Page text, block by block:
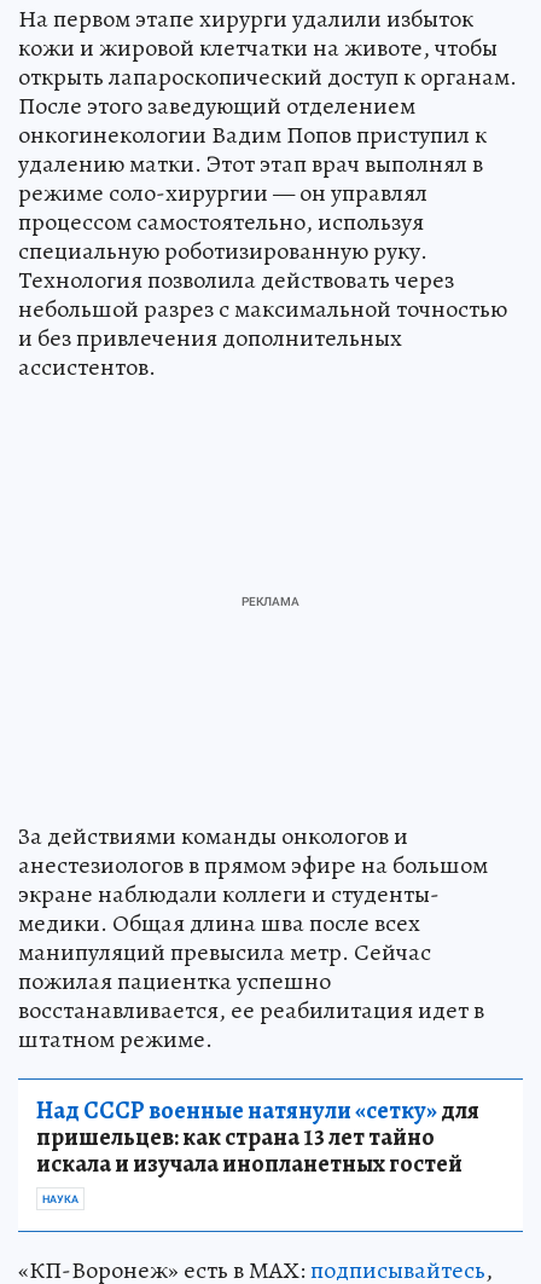
На первом этапе хирурги удалили избыток
кожи и жировой клетчатки на животе, чтобы
открыть лапароскопический доступ к органам.
После этого заведующий отделением
онкогинекологии Вадим Попов приступил к
удалению матки. Этот этап врач выполнял в
режиме соло-хирургии — он управлял
процессом самостоятельно, используя
специальную роботизированную руку.
Технология позволила действовать через
небольшой разрез с максимальной точностью
и без привлечения дополнительных
ассистентов.
За действиями команды онкологов и
анестезиологов в прямом эфире на большом
экране наблюдали коллеги и студенты-
медики. Общая длина шва после всех
манипуляций превысила метр. Сейчас
пожилая пациентка успешно
восстанавливается, ее реабилитация идет в
штатном режиме.
Над СССР военные натянули «сетку»для
пришельцев: как страна 13 лет тайно
искала и изучала инопланетных гостей
НАУКА
«КП-Воронеж» есть в МАХ:подписывайтесь,